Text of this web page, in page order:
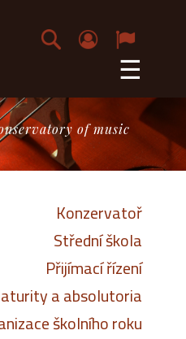
☰
of music
Konzervatoř
Střední škola
Přijímací řízení
a absolutoria
školního roku